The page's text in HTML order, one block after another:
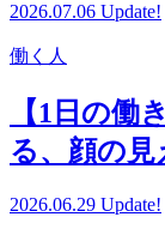
2026.07.06 Update!
働く人
【1日の働
る、顔の
2026.06.29 Update!